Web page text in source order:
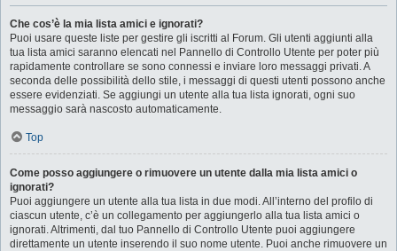
Che cos’è la mia lista amici e ignorati?
Puoi usare queste liste per gestire gli iscritti al Forum. Gli utenti aggiunti alla
tua lista amici saranno elencati nel Pannello di Controllo Utente per poter più
rapidamente controllare se sono connessi e inviare loro messaggi privati. A
seconda delle possibilità dello stile, i messaggi di questi utenti possono anche
essere evidenziati. Se aggiungi un utente alla tua lista ignorati, ogni suo
messaggio sarà nascosto automaticamente.
Top
Come posso aggiungere o rimuovere un utente dalla mia lista amici o
ignorati?
Puoi aggiungere un utente alla tua lista in due modi. All’interno del profilo di
ciascun utente, c’è un collegamento per aggiungerlo alla tua lista amici o
ignorati. Altrimenti, dal tuo Pannello di Controllo Utente puoi aggiungere
direttamente un utente inserendo il suo nome utente. Puoi anche rimuovere un